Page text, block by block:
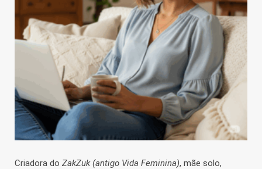
Criadora do ZakZuk (antigo Vida Feminina), mãe solo,